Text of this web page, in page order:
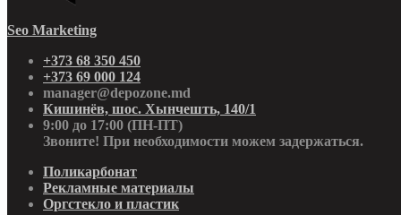
Seo Marketing
+373 68 350 450
+373 69 000 124
manager@depozone.md
Кишинёв, шос. Хынчешть, 140/1
9:00 до 17:00 (ПН-ПТ)
Звоните! При необходимости можем задержаться.
Поликарбонат
Рекламные материалы
Оргстекло и пластик